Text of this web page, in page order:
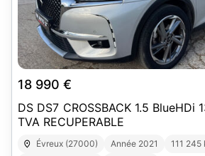
18 990 €
DS DS7 CROSSBACK 1.5 BlueHDi
TVA RECUPERABLE
Évreux (27000) Année 2021 111 245